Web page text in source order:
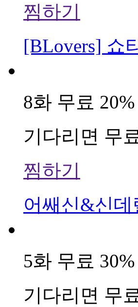
찜하기
[BLovers] 쇼
8화 무료 20%
기다리면 무
찜하기
어쌔신&신데
5화 무료 30%
기다리면 무